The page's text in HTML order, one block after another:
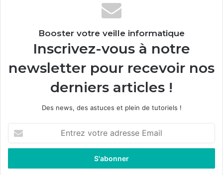
Booster votre veille informatique
Inscrivez-vous à notre
newsletter pour recevoir nos
derniers articles !
Des news, des astuces et plein de tutoriels !
t
e